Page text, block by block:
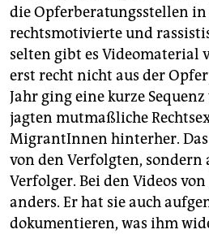
die Opferberatungsstellen in
rechtsmotivierte und
selten gibt es Videomaterial
erst recht nicht aus der
Jahr ging eine kurze
jagten mutmaßliche
MigrantInnen hinterher.
von den Verfolgten, sondern
Verfolger. Bei den Videos
anders. Er hat sie auch
dokumentieren, was ihm